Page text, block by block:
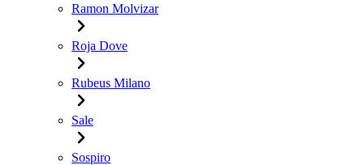
Ramon Molvizar
Roja Dove
Rubeus Milano
Sale
Sospiro